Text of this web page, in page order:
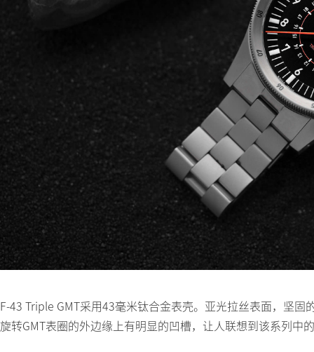
F-43 Triple GMT采用43毫米钛合金表壳。亚光拉丝表面，坚
旋转GMT表圈的外边缘上有明显的凹槽，让人联想到该系列中